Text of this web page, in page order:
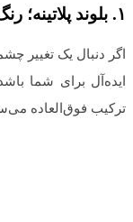
۱. بلوند
اگر دنبال یک تغییر
ایده‌آل برای شما
ترکیب فوق‌العاده